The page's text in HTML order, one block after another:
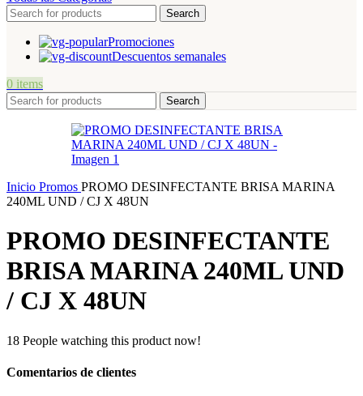
Search
Promociones
Descuentos semanales
0 items
Search
Inicio Promos PROMO DESINFECTANTE BRISA MARINA
240ML UND / CJ X 48UN
PROMO DESINFECTANTE
BRISA MARINA 240ML UND
/ CJ X 48UN
18 People watching this product now!
Comentarios de clientes